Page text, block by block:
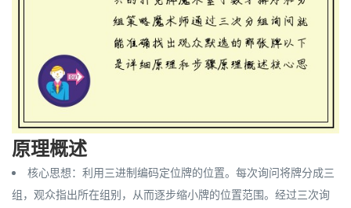
原理概述
核心思想：利用三进制编码定位牌的位置。每次询问将牌分成三
组，观众指出所在组别，从而逐步缩小牌的位置范围。经过三次询